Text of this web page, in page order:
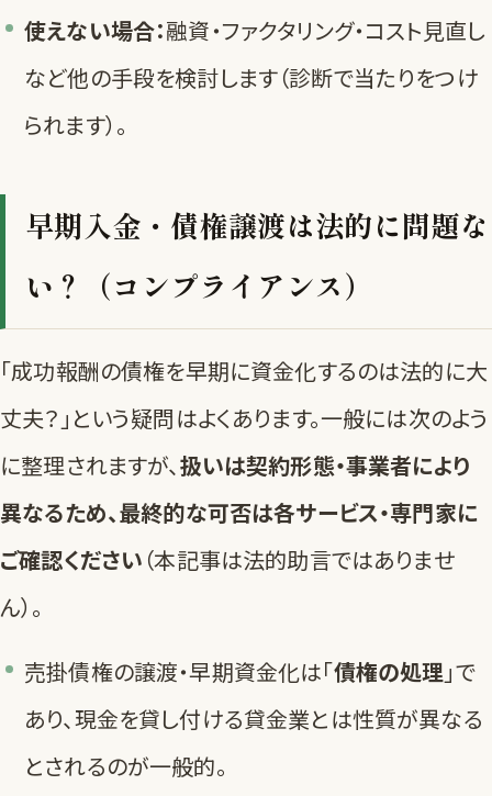
使えない場合：融資・ファクタリング・コスト見直し
など他の手段を検討します（診断で当たりをつけ
られます）。
早期入金・債権譲渡は法的に問題な
い？（コンプライアンス）
「成功報酬の債権を早期に資金化するのは法的に大
丈夫？」という疑問はよくあります。一般には次のよう
に整理されますが、扱いは契約形態・事業者により
異なるため、最終的な可否は各サービス・専門家に
ご確認ください （本記事は法的助言ではありませ
ん）。
売掛債権の譲渡・早期資金化は「債権の処理」で
あり、現金を貸し付ける貸金業とは性質が異なる
とされるのが一般的。